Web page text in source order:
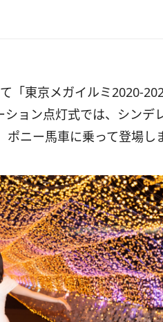
「東京メガイルミ2020-
ョン点灯式では、シンデ
ニー馬車に乗って登場し